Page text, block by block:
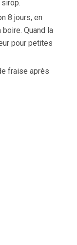
8 jours, en
Quand la
pour petites
fraise après